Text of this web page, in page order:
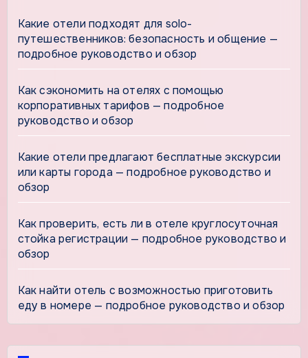
Какие отели подходят для solo-
путешественников: безопасность и общение —
подробное руководство и обзор
Как сэкономить на отелях с помощью
корпоративных тарифов — подробное
руководство и обзор
Какие отели предлагают бесплатные экскурсии
или карты города — подробное руководство и
обзор
Как проверить, есть ли в отеле круглосуточная
стойка регистрации — подробное руководство и
обзор
Как найти отель с возможностью приготовить
еду в номере — подробное руководство и обзор